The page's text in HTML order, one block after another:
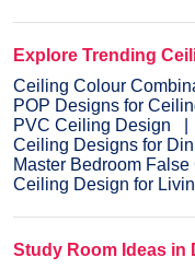
Explore Trending
Ceiling Colour
POP Designs for
PVC Ceiling Design
Ceiling Designs for
Master Bedroom
Ceiling Design for
Study Room Ideas in